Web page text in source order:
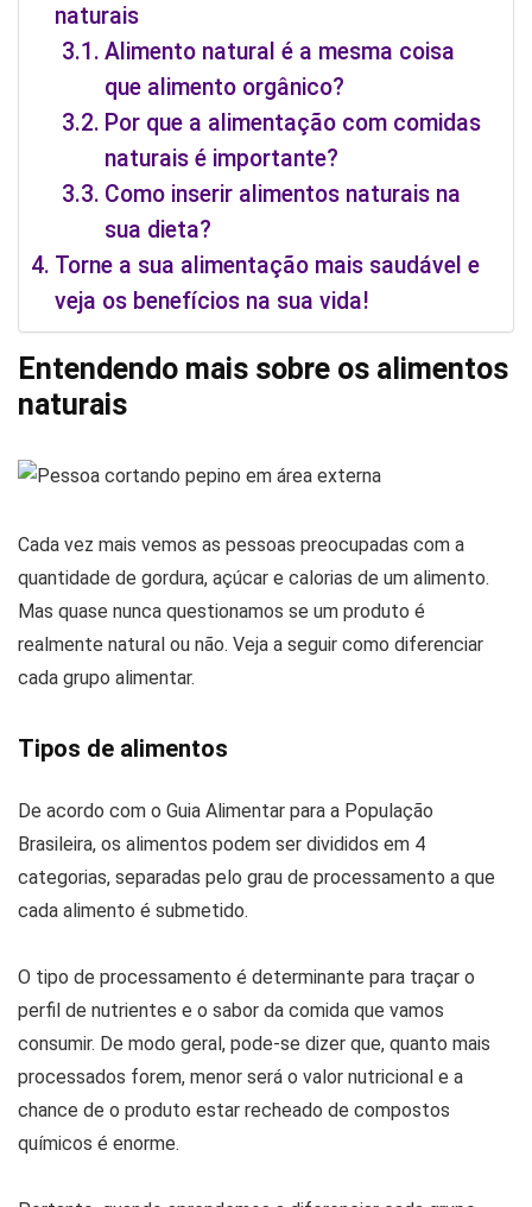
naturais
Alimento natural é a mesma coisa
que alimento orgânico?
Por que a alimentação com comidas
naturais é importante?
Como inserir alimentos naturais na
sua dieta?
Torne a sua alimentação mais saudável e
veja os benefícios na sua vida!
Entendendo mais sobre os alimentos
naturais
Cada vez mais vemos as pessoas preocupadas com a
quantidade de gordura, açúcar e calorias de um alimento.
Mas quase nunca questionamos se um produto é
realmente natural ou não. Veja a seguir como diferenciar
cada grupo alimentar.
Tipos de alimentos
De acordo com o Guia Alimentar para a População
Brasileira, os alimentos podem ser divididos em 4
categorias, separadas pelo grau de processamento a que
cada alimento é submetido.
O tipo de processamento é determinante para traçar o
perfil de nutrientes e o sabor da comida que vamos
consumir. De modo geral, pode-se dizer que, quanto mais
processados forem, menor será o valor nutricional e a
chance de o produto estar recheado de compostos
químicos é enorme.